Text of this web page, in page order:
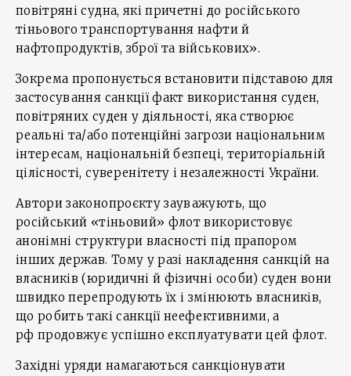
повітряні судна, які причетні до російського
тіньового транспортування нафти й
нафтопродуктів, зброї та військових».
Зокрема пропонується встановити підставою для
застосування санкції факт використання суден,
повітряних суден у діяльності, яка створює
реальні та/або потенційні загрози національним
інтересам, національній безпеці, територіальній
цілісності, суверенітету і незалежності України.
Автори законопроєкту зауважують, що
російський «тіньовий» флот використовує
анонімні структури власності під прапором
інших держав. Тому у разі накладення санкцій на
власників (юридичні й фізичні особи) суден вони
швидко перепродують їх і змінюють власників,
що робить такі санкції неефективними, а
рф продовжує успішно експлуатувати цей флот.
Західні уряди намагаються санкціонувати